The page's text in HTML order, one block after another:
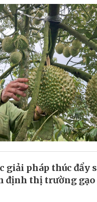
giải pháp thúc đẩy
định thị trường gạo